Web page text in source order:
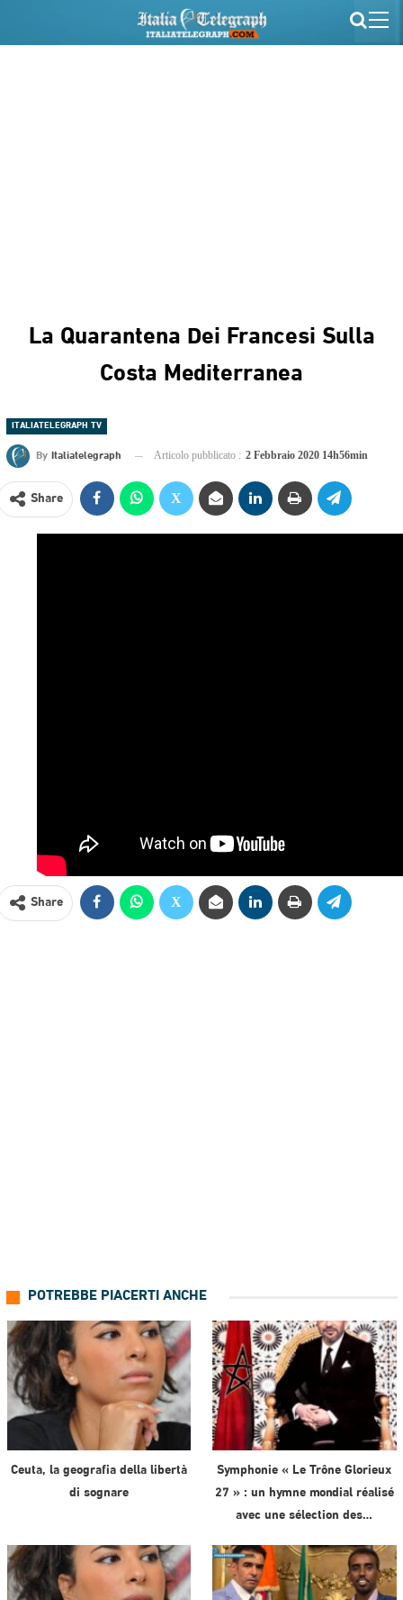
La Quarantena Dei Francesi Sulla
Costa Mediterranea
ITALIATELEGRAPH TV
By Italiatelegraph Articolo pubblicato : 2 Febbraio 2020 14h56min
Share
Share
POTREBBE PIACERTI ANCHE
Ceuta, la geografia della libertà
di sognare
Symphonie « Le Trône Glorieux
27 » : un hymne mondial réalisé
avec une sélection des…